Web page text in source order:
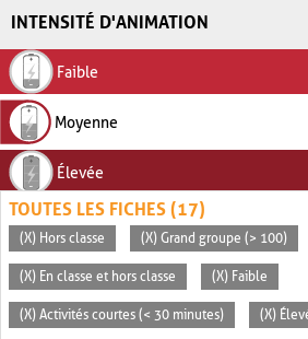
INTENSITÉ D'ANIMATION
Faible
Moyenne
Élevée
TOUTES LES FICHES (17)
(X) Hors classe (X) Grand groupe (> 100)
(X) En classe et hors classe (X) Faible
(X) Activités courtes (< 30 minutes) (X)